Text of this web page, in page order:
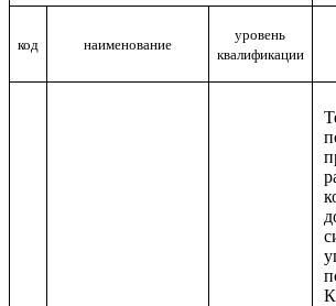
код наименование
уровень
квалификации